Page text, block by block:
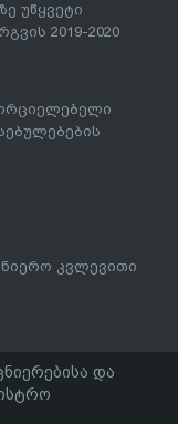
უწყვეტი
2019-2020
კვლევითი
და